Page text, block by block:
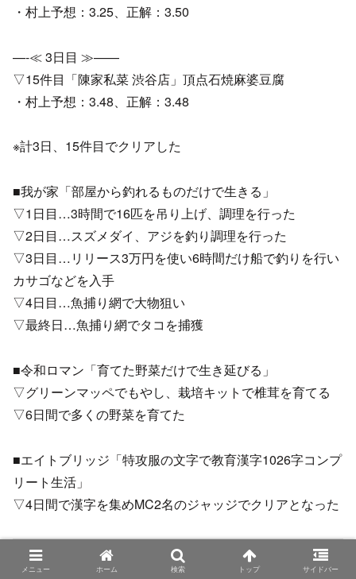
・村上予想：3.25、正解：3.50
—-≪ 3日目 ≫——
▽15件目「陳家私菜 渋谷店」頂点石焼麻婆豆腐
・村上予想：3.48、正解：3.48
※計3日、15件目でクリアした
■我が家「部屋から釣れるものだけで生きる」
▽1日目…3時間で16匹を吊り上げ、調理を行った
▽2日目…スズメダイ、アジを釣り調理を行った
▽3日目…リリース3万円を使い6時間だけ船で釣りを行い
カサゴなどを入手
▽4日目…魚捕り網で大物狙い
▽最終日…魚捕り網でタコを捕獲
■令和ロマン「育てた野菜だけで生き延びる」
▽グリーンマッペでもやし、栽培キットで椎茸を育てる
▽6日間で多くの野菜を育てた
■エイトブリッジ「特攻服の文字で教育漢字1026字コンプ
リート生活」
▽4日間で漢字を集めMC2名のジャッジでクリアとなった
▼我が家の「部屋から釣った魚しか食べられない
メニュー ホーム 検索 トップ サイドバー